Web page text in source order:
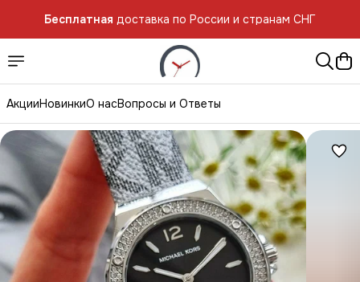
Бесплатная доставка по России и странам СНГ
АкцииНовинкиО насВопросы и Ответы